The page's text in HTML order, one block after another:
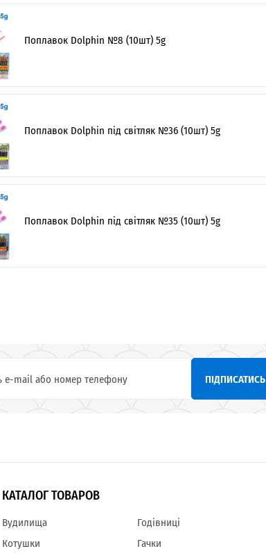
Поплавок Dolphin №8 (10шт) 5g
Поплавок Dolphin під світляк №36 (10шт) 5g
Поплавок Dolphin під світляк №35 (10шт) 5g
ПІДПИСАТИСЬ
КАТАЛОГ ТОВАРОВ
Вудилища
Котушки
Годівниці
Гачки